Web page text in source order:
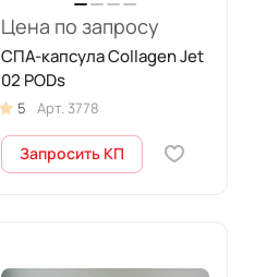
Цена по запросу
СПА-капсула Collagen Jet
02 PODs
5 Арт. 3778
Запросить КП